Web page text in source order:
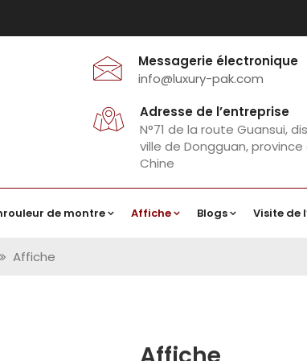
Messagerie électronique
info@luxury-pak.com
Adresse de l’entreprise
N°71 de la route Guansui,
ville de Dongguan,
Chine
de montre Affiche Blogs Visite de
Affiche